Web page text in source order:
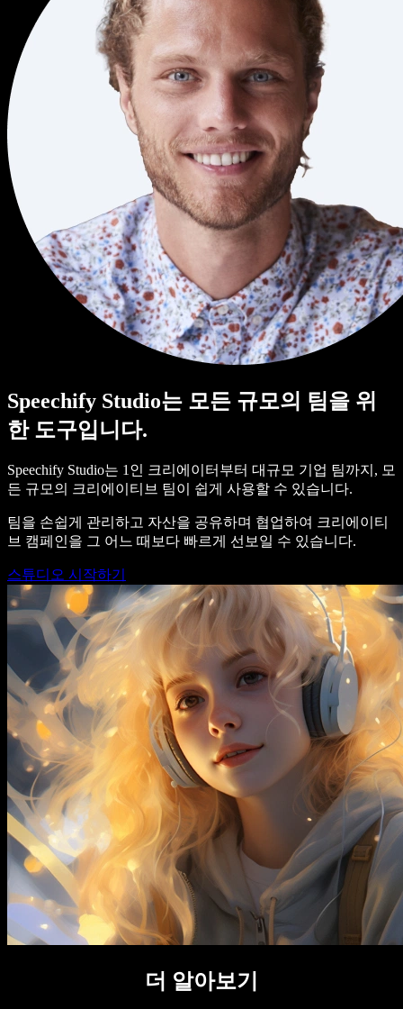
Speechify Studio는 모든 규모의 팀을 위
한 도구입니다.
Speechify Studio는 1인 크리에이터부터 대규모 기업 팀까지, 모
든 규모의 크리에이티브 팀이 쉽게 사용할 수 있습니다.
팀을 손쉽게 관리하고 자산을 공유하며 협업하여 크리에이티
브 캠페인을 그 어느 때보다 빠르게 선보일 수 있습니다.
스튜디오 시작하기
더 알아보기